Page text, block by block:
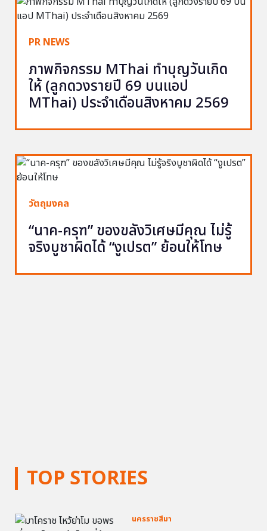
TOP STORIES
นครราชสีมา
PR NEWS
ภาพกิจกรรม MThai ทำบุญวันเกิด
ให้ (ลูกดวงรายปี 69 บนแอป
MThai) ประจำเดือนสิงหาคม 2569
วัตถุมงคล
“นาค-ครุฑ” ของขลังวิเศษมีคุณ ไม่รู้
จริงบูชาผิดได้ “งูเปรต” ย้อนให้โทษ